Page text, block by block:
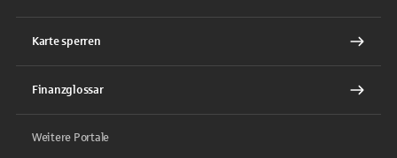
Karte sperren
Finanzglossar
Weitere Portale